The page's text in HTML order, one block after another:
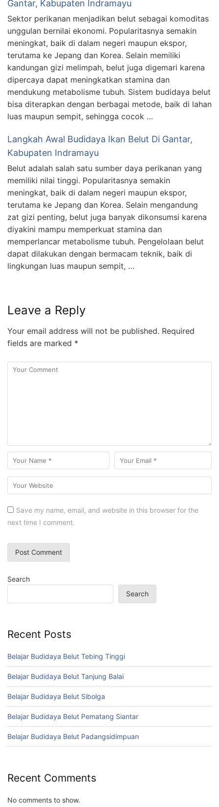
Gantar, Kabupaten Indramayu
Sektor perikanan menjadikan belut sebagai komoditas
unggulan bernilai ekonomi. Popularitasnya semakin
meningkat, baik di dalam negeri maupun ekspor,
terutama ke Jepang dan Korea. Selain memiliki
kandungan gizi melimpah, belut juga digemari karena
dipercaya dapat meningkatkan stamina dan
mendukung metabolisme tubuh. Sistem budidaya belut
bisa diterapkan dengan berbagai metode, baik di lahan
luas maupun sempit, sehingga cocok …
Langkah Awal Budidaya Ikan Belut Di Gantar,
Kabupaten Indramayu
Belut adalah salah satu sumber daya perikanan yang
memiliki nilai tinggi. Popularitasnya semakin
meningkat, baik di dalam negeri maupun ekspor,
terutama ke Jepang dan Korea. Selain mengandung
zat gizi penting, belut juga banyak dikonsumsi karena
diyakini mampu memperkuat stamina dan
memperlancar metabolisme tubuh. Pengelolaan belut
dapat dilakukan dengan bermacam teknik, baik di
lingkungan luas maupun sempit, …
Leave a Reply
Your email address will not be published. Required
fields are marked *
Save my name, email, and website in this browser for the
next time I comment.
Search
Search
Recent Posts
Belajar Budidaya Belut Tebing Tinggi
Belajar Budidaya Belut Tanjung Balai
Belajar Budidaya Belut Sibolga
Belajar Budidaya Belut Pematang Siantar
Belajar Budidaya Belut Padangsidimpuan
Recent Comments
No comments to show.